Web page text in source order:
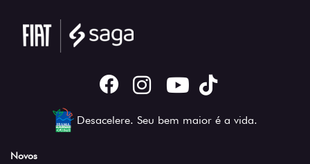
Desacelere. Seu bem maior é a vida.
Novos